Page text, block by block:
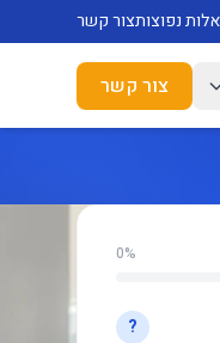
נפוצותצור קשר
צור קשר
0%
?